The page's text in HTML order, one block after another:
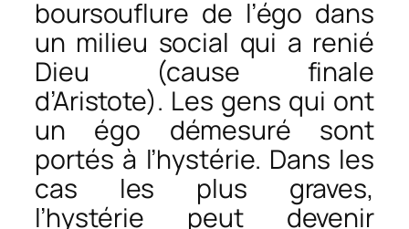
boursouflure de l’égo dans
un milieu social qui a renié
Dieu (cause finale
d’Aristote). Les gens qui ont
un égo démesuré sont
portés à l’hystérie. Dans les
cas les plus graves,
l’hystérie peut devenir